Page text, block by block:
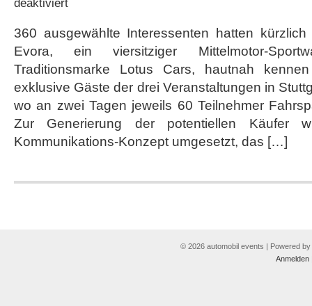
deaktiviert
unterstützte
Lotus
bei
Leadgenerierung
360 ausgewählte Interessenten hatten
Evora, ein viersitziger Mittelmotor-
Traditionsmarke Lotus Cars, hautnah
exklusive Gäste der drei Veranstaltungen in
wo an zwei Tagen jeweils 60 Teilnehmer
Zur Generierung der potentiellen Käufer
Kommunikations-Konzept umgesetzt, das […]
© 2026 automobil events | Powered by
Anmelden|